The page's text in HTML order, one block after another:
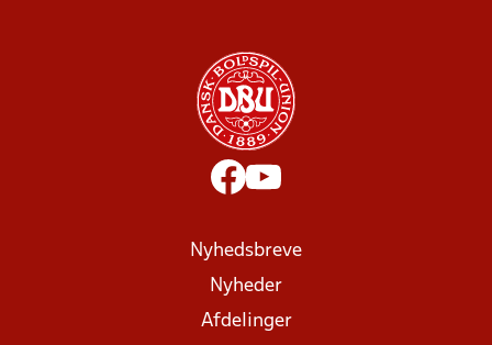
Nyhedsbreve
Nyheder
Afdelinger